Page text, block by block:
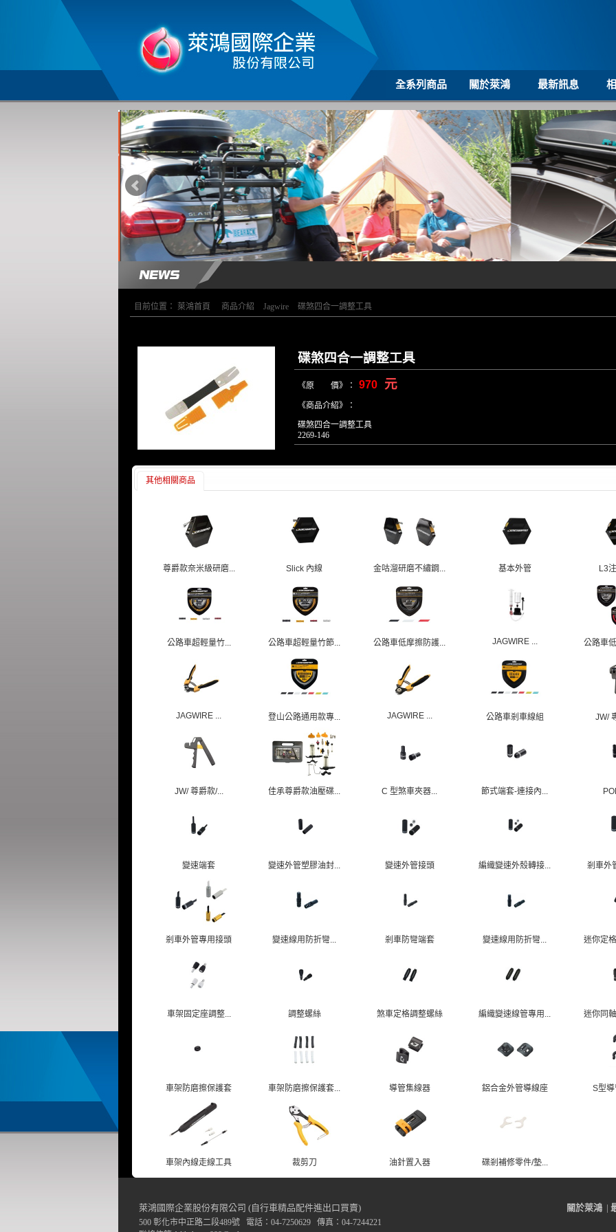
全系列商品 關於萊鴻 最新訊息
目前位置： 萊鴻首頁 商品介紹 Jagwire 碟煞四合一調整工具
碟煞四合一調整工具
《原 價》： 970 元
《商品介紹》：
碟煞四合一調整工具
2269-146
其他相關商品
尊爵款奈米級研磨... Slick 內線 金咕溜研磨不繡鋼... 基本外管 L3
公路車超輕量竹... 公路車超輕量竹節... 公路車低摩擦防護... JAGWIRE ... 公路車
JAGWIRE ... 登山公路通用款專... JAGWIRE ... 公路車剎車線組 JW/
JW/ 尊爵款/... 佳承尊爵款油壓碟... C 型煞車夾器... 節式端套-連接內...
變速端套 變速外管塑膠油封... 變速外管接頭 編織變速外殼轉接... 剎車外
剎車外管專用接頭 變速線用防折彎... 剎車防彎端套 變速線用防折彎... 迷你定
車架固定座調整... 調整螺絲 煞車定格調整螺絲 編織變速線管專用... 迷你同
車架防磨擦保護套 車架防磨擦保護套... 導管集線器 鋁合金外管導線座 S型
車架內線走線工具 裁剪刀 油針置入器 碟剎補修零件/墊...
萊鴻國際企業股份有限公司 (自行車精品配件進出口買賣) 關於萊鴻 |
500 彰化市中正路二段489號 電話：04-7250629 傳真：04-7244221